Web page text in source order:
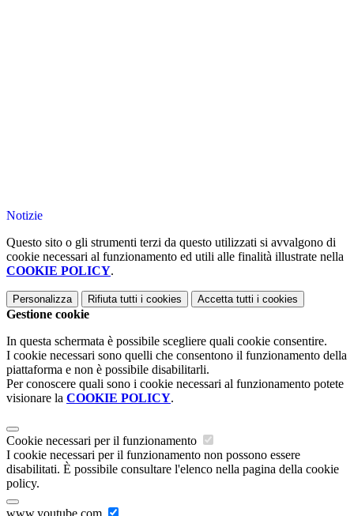
Notizie
Questo sito o gli strumenti terzi da questo utilizzati si avvalgono di
cookie necessari al funzionamento ed utili alle finalità illustrate nella
COOKIE POLICY.
Personalizza Rifiuta tutti i cookies Accetta tutti i cookies
Gestione cookie
In questa schermata è possibile scegliere quali cookie consentire.
I cookie necessari sono quelli che consentono il funzionamento della
piattaforma e non è possibile disabilitarli.
Per conoscere quali sono i cookie necessari al funzionamento potete
visionare la COOKIE POLICY.
Cookie necessari per il funzionamento
I cookie necessari per il funzionamento non possono essere
disabilitati. È possibile consultare l'elenco nella pagina della cookie
policy.